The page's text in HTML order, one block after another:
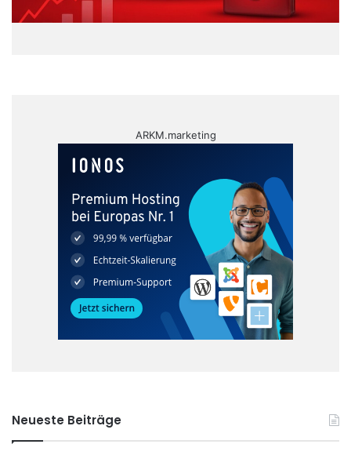
ARKM.marketing
Neueste Beiträge